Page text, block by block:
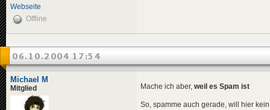
Webseite
Offline
06.10.2004 17:54
Michael M
Mitglied Mache ich aber, weil es Spam ist
So, spamme auch gerade, will hier